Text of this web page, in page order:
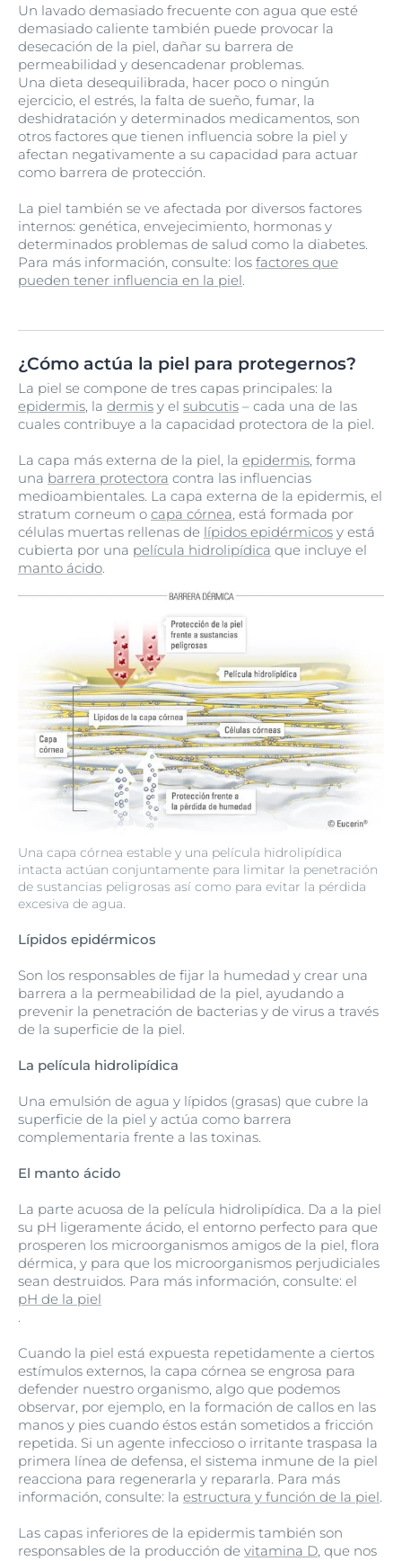
Un lavado demasiado frecuente con agua que esté
demasiado caliente también puede provocar la
desecación de la piel, dañar su barrera de
permeabilidad y desencadenar problemas.
Una dieta desequilibrada, hacer poco o ningún
ejercicio, el estrés, la falta de sueño, fumar, la
deshidratación y determinados medicamentos, son
otros factores que tienen influencia sobre la piel y
afectan negativamente a su capacidad para actuar
como barrera de protección.
La piel también se ve afectada por diversos factores
internos: genética, envejecimiento, hormonas y
determinados problemas de salud como la diabetes.
Para más información, consulte: los factores que
pueden tener influencia en la piel
¿Cómo actúa la piel para protegernos?
La piel se compone de tres capas principales: la
epidermis , la dermis y el subcutis – cada una de las
cuales contribuye a la capacidad protectora de la piel.
La capa más externa de la piel, la epidermis , forma
una barrera protectora contra las influencias
medioambientales. La capa externa de la epidermis, el
stratum corneum o capa córnea , está formada por
células muertas rellenas de lípidos epidérmicos y está
cubierta por una película hidrolipídica que incluye el
manto ácido
Una capa córnea estable y una película hidrolipídica
intacta actúan conjuntamente para limitar la penetración
de sustancias peligrosas así como para evitar la pérdida
excesiva de agua.
Lípidos epidérmicos
Son los responsables de fijar la humedad y crear una
barrera a la permeabilidad de la piel, ayudando a
prevenir la penetración de bacterias y de virus a través
de la superficie de la piel.
La película hidrolipídica
Una emulsión de agua y lípidos (grasas) que cubre la
superficie de la piel y actúa como barrera
complementaria frente a las toxinas.
El manto ácido
La parte acuosa de la película hidrolipídica. Da a la piel
su pH ligeramente ácido, el entorno perfecto para que
prosperen los microorganismos amigos de la piel, flora
dérmica, y para que los microorganismos perjudiciales
sean destruidos. Para más información, consulte: el
pH de la piel
Cuando la piel está expuesta repetidamente a ciertos
estímulos externos, la capa córnea se engrosa para
defender nuestro organismo, algo que podemos
observar, por ejemplo, en la formación de callos en las
manos y pies cuando éstos están sometidos a fricción
repetida. Si un agente infeccioso o irritante traspasa la
primera línea de defensa, el sistema inmune de la piel
reacciona para regenerarla y repararla. Para más
información, consulte: la estructura y función de la piel
Las capas inferiores de la epidermis también son
responsables de la producción de vitamina D , que nos